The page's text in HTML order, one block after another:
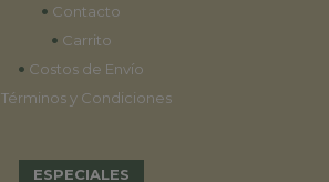
• Contacto
• Carrito
• Costos de Envío
Términos y Condiciones
ESPECIALES